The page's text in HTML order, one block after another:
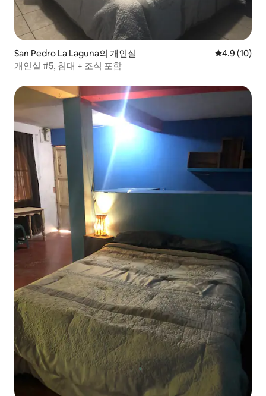
San Pedro La Laguna의 개인실 평점 4.9점(5
4.9 (10)
개인실 #5, 침대 + 조식 포함